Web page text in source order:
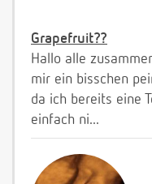
Grapefruit??
Hallo alle
mir ein bisschen
da ich bereits eine
einfach ni...